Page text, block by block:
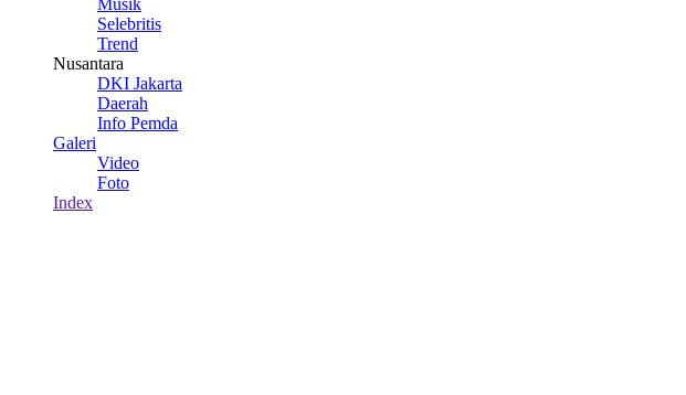
Musik
Selebritis
Trend
Nusantara
DKI Jakarta
Daerah
Info Pemda
Galeri
Video
Foto
Index